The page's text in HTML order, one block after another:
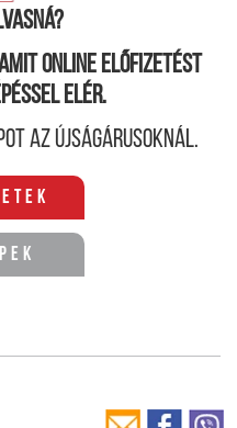
online előfizetést
elér.
az újságárusoknál.